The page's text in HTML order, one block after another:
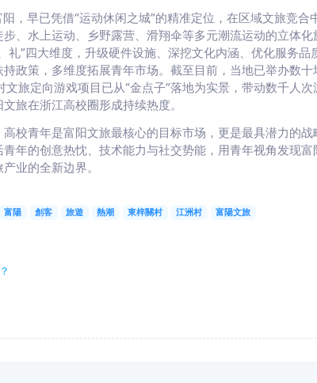
，早已凭借“运动休闲之城”的精准定位，在区域文旅竞合
、水上运动、乡野露营、滑翔伞等多元潮流运动的立体
礼”四大维度，升级硬件设施、深挖文化内涵、优化服务品
政策，多维度拓展青年市场。截至目前，当地已举办数十
旅定向游戏项目已从“金点子”落地为实景，带动数千人
旅在浙江高校圈形成持续热度。
校青年是富阳文旅最核心的目标市场，更是最具潜力的
年的创意热忱、技术能力与社交势能，用青年视角发现
业的全新边界。
富陽 創客 旅遊 熱潮 東梓關村 江洲村 富陽文旅